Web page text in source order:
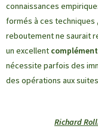
connaissances
formés à ces techniques
reboutement ne saurait
un excellent
nécessite parfois des
des opérations aux
Richard